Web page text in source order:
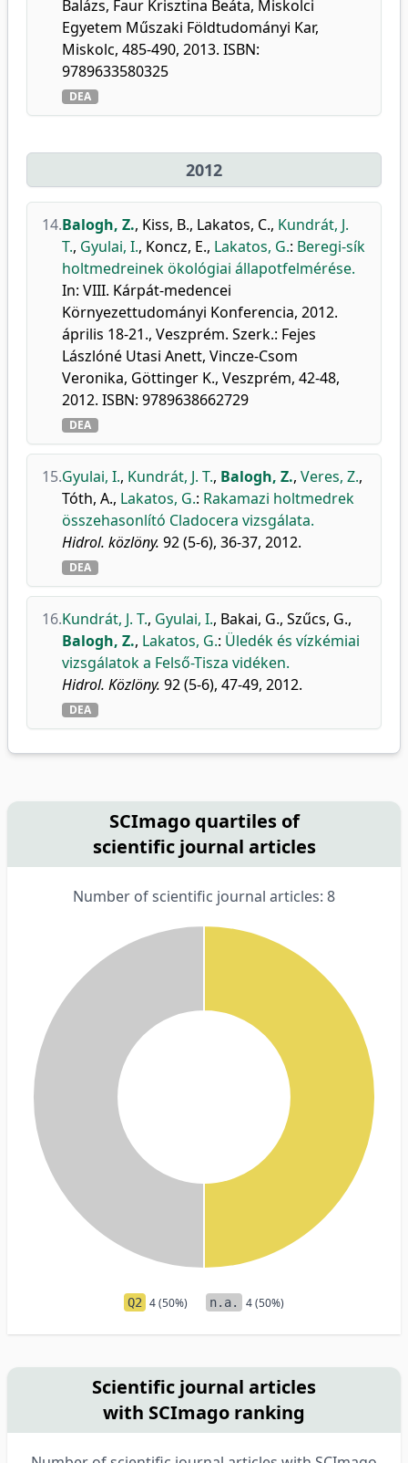
Balázs, Faur Krisztina Beáta, Miskolci
Egyetem Műszaki Földtudományi Kar,
Miskolc, 485-490, 2013. ISBN:
9789633580325
DEA
2012
14.Balogh, Z., Kiss, B., Lakatos, C., Kundrát, J.
T., Gyulai, I., Koncz, E., Lakatos, G.: Beregi-sík
holtmedreinek ökológiai állapotfelmérése.
In: VIII. Kárpát-medencei
Környezettudományi Konferencia, 2012.
április 18-21., Veszprém. Szerk.: Fejes
Lászlóné Utasi Anett, Vincze-Csom
Veronika, Göttinger K., Veszprém, 42-48,
2012. ISBN: 9789638662729
DEA
15.Gyulai, I., Kundrát, J. T., Balogh, Z., Veres, Z.,
Tóth, A., Lakatos, G.: Rakamazi holtmedrek
összehasonlító Cladocera vizsgálata.
Hidrol. közlöny. 92 (5-6), 36-37, 2012.
DEA
16.Kundrát, J. T., Gyulai, I., Bakai, G., Szűcs, G.,
Balogh, Z., Lakatos, G.: Üledék és vízkémiai
vizsgálatok a Felső-Tisza vidéken.
Hidrol. Közlöny. 92 (5-6), 47-49, 2012.
DEA
SCImago quartiles of
scientific journal articles
Number of scientific journal articles: 8
Q2 4 (50%) n.a. 4 (50%)
Scientific journal articles
with SCImago ranking